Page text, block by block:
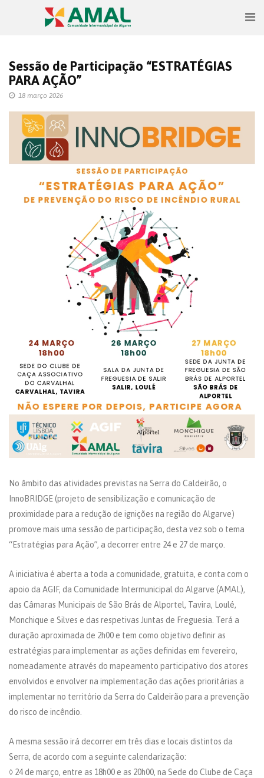
Sessão de Participação “ESTRATÉGIAS
PARA AÇÃO”
18 março 2026
No âmbito das atividades previstas na Serra do Caldeirão, o
InnoBRIDGE (projeto de sensibilização e comunicação de
proximidade para a redução de ignições na região do Algarve)
promove mais uma sessão de participação, desta vez sob o tema
“Estratégias para Ação”, a decorrer entre 24 e 27 de março.
A iniciativa é aberta a toda a comunidade, gratuita, e conta com o
apoio da AGIF, da Comunidade Intermunicipal do Algarve (AMAL),
das Câmaras Municipais de São Brás de Alportel, Tavira, Loulé,
Monchique e Silves e das respetivas Juntas de Freguesia. Terá a
duração aproximada de 2h00 e tem como objetivo definir as
estratégias para implementar as ações definidas em fevereiro,
nomeadamente através do mapeamento participativo dos atores
envolvidos e envolver na implementação das ações prioritárias a
implementar no território da Serra do Caldeirão para a prevenção
do risco de incêndio.
A mesma sessão irá decorrer em três dias e locais distintos da
Serra, de acordo com a seguinte calendarização:
◊ 24 de março, entre as 18h00 e as 20h00, na Sede do Clube de Caça